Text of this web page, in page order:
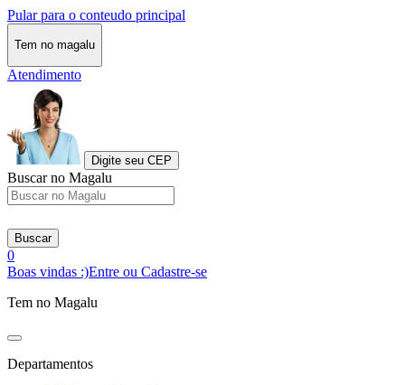
Pular para o conteudo principal
Tem no magalu
Atendimento
Digite seu CEP
Buscar no Magalu
Buscar
0
Boas vindas :)Entre ou Cadastre-se
Tem no Magalu
Departamentos